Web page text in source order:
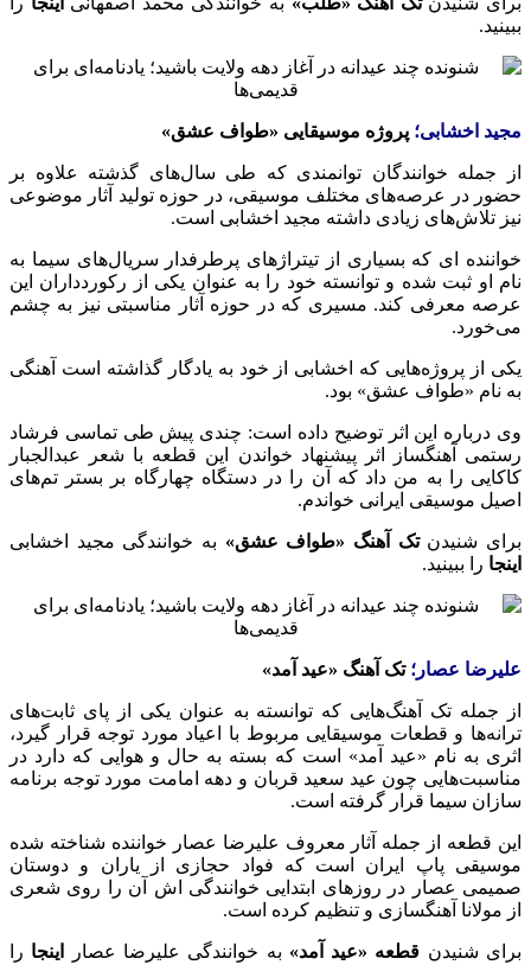
ببینید.
مجید اخشابی؛ پروژه موسیقایی «طواف عشق»
از جمله خوانندگان توانمندی که طی سال‌های گذشته علاوه بر
حضور در عرصه‌های مختلف موسیقی، در حوزه تولید آثار موضوعی
نیز تلاش‌های زیادی داشته مجید اخشابی است.
خواننده ای که بسیاری از تیتراژهای پرطرفدار سریال‌های سیما به
نام او ثبت شده و توانسته خود را به عنوان یکی از رکوردداران این
عرصه معرفی کند. مسیری که در حوزه آثار مناسبتی نیز به چشم
می‌خورد.
یکی از پروژه‌هایی که اخشابی از خود به یادگار گذاشته است آهنگی
به نام «طواف عشق» بود.
وی درباره این اثر توضیح داده است: چندی پیش طی تماسی فرشاد
رستمی آهنگساز اثر پیشنهاد خواندن این قطعه با شعر عبدالجبار
کاکایی را به من داد که آن را در دستگاه چهارگاه بر بستر تم‌های
اصیل موسیقی ایرانی خواندم.
برای شنیدن تک آهنگ «طواف عشق» به خوانندگی مجید
اخشابی
اینجا را ببینید.
علیرضا عصار؛ تک آهنگ «عید آمد»
از جمله تک آهنگ‌هایی که توانسته به عنوان یکی از پای ثابت‌های
ترانه‌ها و قطعات موسیقایی مربوط با اعیاد مورد توجه قرار گیرد،
اثری به نام «عید آمد» است که بسته به حال و هوایی که دارد در
مناسبت‌هایی چون عید سعید قربان و دهه امامت مورد توجه برنامه
سازان سیما قرار گرفته است.
این قطعه از جمله آثار معروف علیرضا عصار
خواننده شناخته شده
موسیقی پاپ ایران است که فواد حجازی از یاران و دوستان
صمیمی عصار در روزهای ابتدایی خوانندگی اش آن را روی شعری
از مولانا آهنگسازی و تنظیم کرده است.
برای شنیدن قطعه «عید آمد» به خوانندگی علیرضا عصار اینجا را